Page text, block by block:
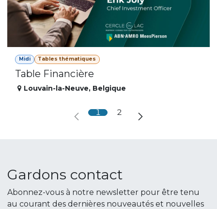
Midi Tables thématiques
Table Financière
Louvain-la-Neuve, Belgique
1 2
Gardons contact
Abonnez-vous à notre newsletter pour être tenu
au courant des dernières nouveautés et nouvelles